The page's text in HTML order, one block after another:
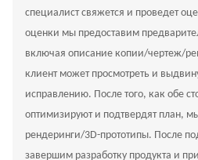
специалист свяжется и проведет
оценки мы предоставим
включая описание копии/чертеж/
клиент может просмотреть и
исправлению. После того, как обе
оптимизируют и подтвердят план,
рендеринги/3D-прототипы. После
завершим разработку продукта и